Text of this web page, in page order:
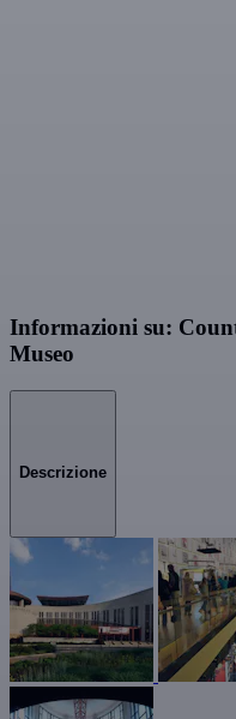
Informazioni su:
Museo
Descrizione